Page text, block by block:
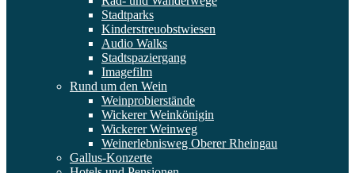
Stadtparks
Kinderstreuobstwiesen
Audio Walks
Stadtspaziergang
Imagefilm
Rund um den Wein
Weinprobierstände
Wickerer Weinkönigin
Wickerer Weinweg
Weinerlebnisweg Oberer Rheingau
Gallus-Konzerte